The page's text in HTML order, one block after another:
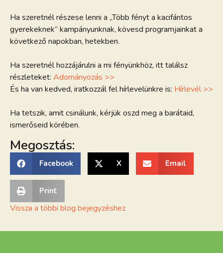
Ha szeretnél részese lenni a „Több fényt a kacifántos
gyerekeknek” kampányunknak, kövesd programjainkat a
következő napokban, hetekben.
Ha szeretnél hozzájárulni a mi fényünkhöz, itt találsz
részleteket: Adományozás >>
És ha van kedved, iratkozzál fel hírlevelünkre is: Hírlevél >>
Ha tetszik, amit csinálunk, kérjük oszd meg a barátaid,
ismerőseid körében.
Megosztás:
Facebook X Email
Print
Vissza a többi blog bejegyzéshez